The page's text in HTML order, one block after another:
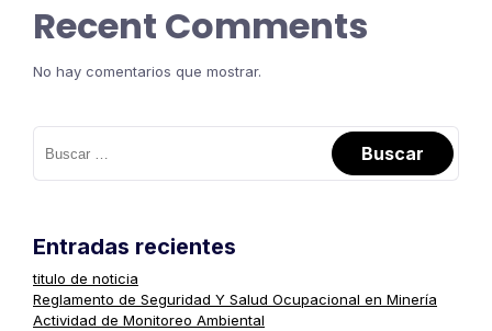
Recent Comments
No hay comentarios que mostrar.
Entradas recientes
titulo de noticia
Reglamento de Seguridad Y Salud Ocupacional en Minería
Actividad de Monitoreo Ambiental